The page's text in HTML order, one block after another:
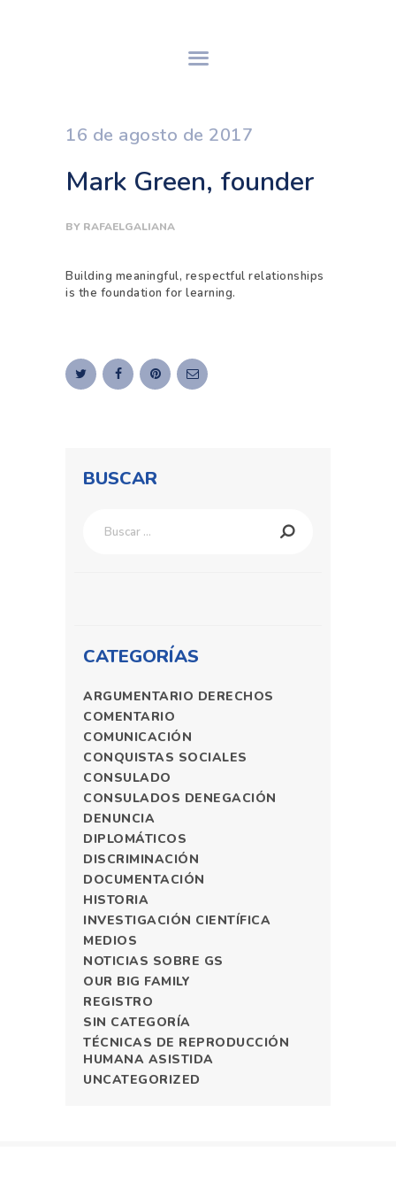
SOBRE SNH
SERVICIOS
16 de agosto de 2017
Mark Green, founder
BY RAFAELGALIANA
Building meaningful, respectful relationships
is the foundation for learning.
BUSCAR
CATEGORÍAS
ARGUMENTARIO DERECHOS
COMENTARIO
COMUNICACIÓN
CONQUISTAS SOCIALES
CONSULADO
CONSULADOS DENEGACIÓN
DENUNCIA
DIPLOMÁTICOS
DISCRIMINACIÓN
DOCUMENTACIÓN
HISTORIA
INVESTIGACIÓN CIENTÍFICA
MEDIOS
NOTICIAS SOBRE GS
OUR BIG FAMILY
REGISTRO
SIN CATEGORÍA
TÉCNICAS DE REPRODUCCIÓN
HUMANA ASISTIDA
UNCATEGORIZED